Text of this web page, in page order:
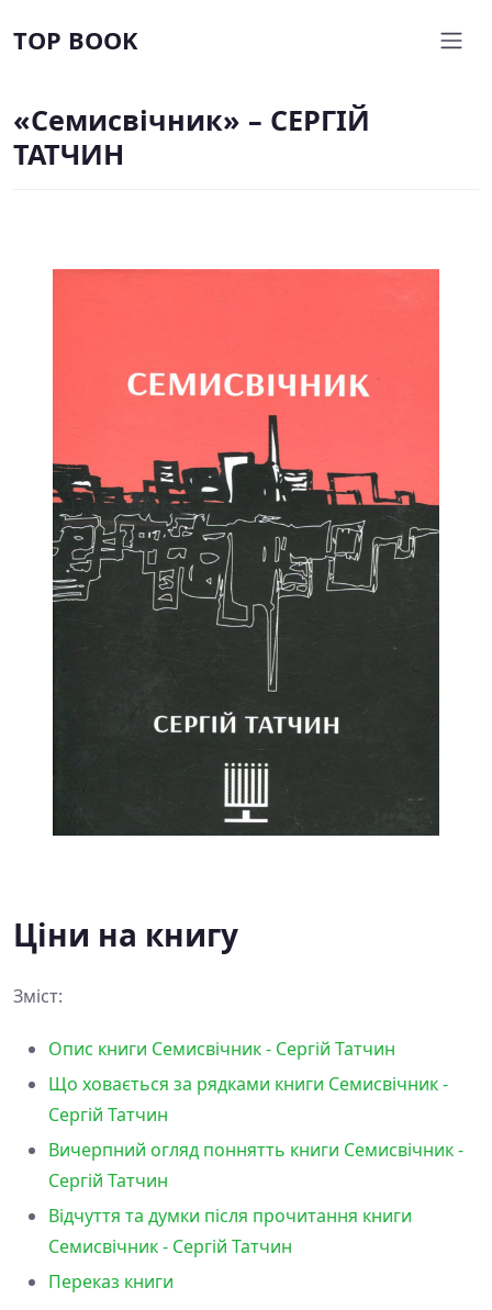
TOP BOOK
«Семисвічник» – СЕРГІЙ
ТАТЧИН
Ціни на книгу
Зміст:
Опис книги Семисвічник - Сергій Татчин
Що ховається за рядками книги Семисвічник -
Сергій Татчин
Вичерпний огляд поннятть книги Семисвічник -
Сергій Татчин
Відчуття та думки після прочитання книги
Семисвічник - Сергій Татчин
Переказ книги